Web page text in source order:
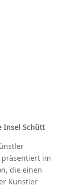
Insel Schütt
präsentiert im
die einen
Künstler